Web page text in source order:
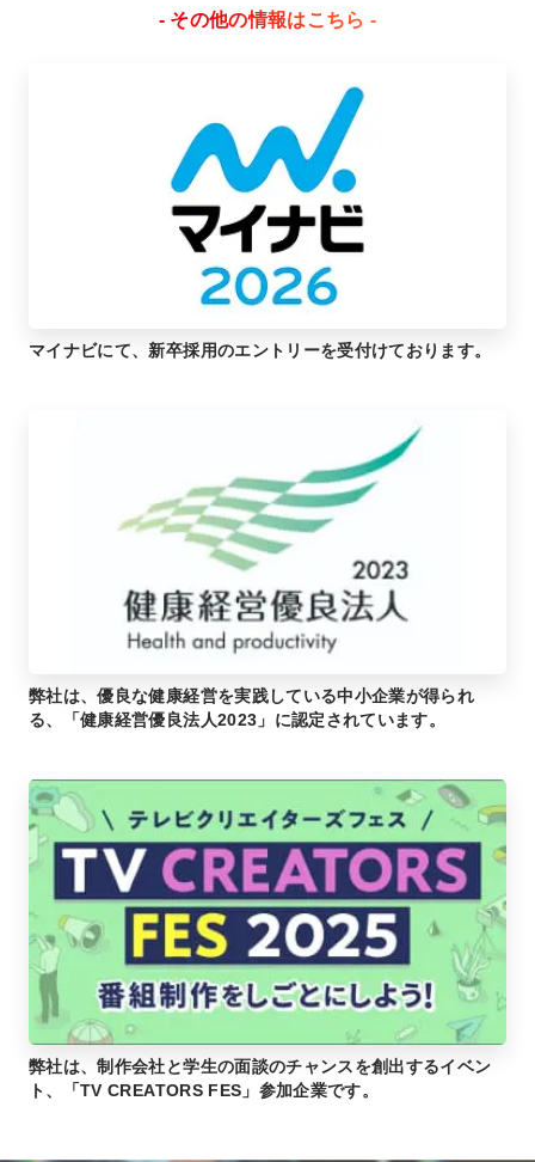
- その他の情報はこちら -
マイナビにて、新卒採用のエントリーを受付けております。
弊社は、優良な健康経営を実践している中小企業が得られ
る、「健康経営優良法人2023」に認定されています。
弊社は、制作会社と学生の面談のチャンスを創出するイベン
ト、「TV CREATORS FES」参加企業です。